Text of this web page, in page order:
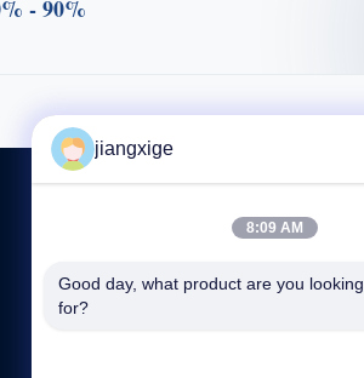
- 90%
jiangxige
8:09 AM
Good day, what product are you looking
for?